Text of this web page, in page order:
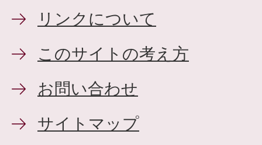
リンクについて
このサイトの考え方
お問い合わせ
サイトマップ